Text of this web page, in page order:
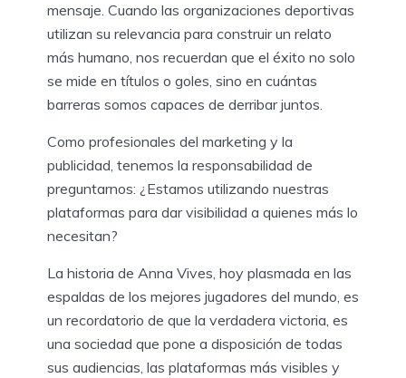
mensaje. Cuando las organizaciones deportivas
utilizan su relevancia para construir un relato
más humano, nos recuerdan que el éxito no solo
se mide en títulos o goles, sino en cuántas
barreras somos capaces de derribar juntos.
Como profesionales del marketing y la
publicidad, tenemos la responsabilidad de
preguntarnos: ¿Estamos utilizando nuestras
plataformas para dar visibilidad a quienes más lo
necesitan?
La historia de Anna Vives, hoy plasmada en las
espaldas de los mejores jugadores del mundo, es
un recordatorio de que la verdadera victoria, es
una sociedad que pone a disposición de todas
sus audiencias, las plataformas más visibles y